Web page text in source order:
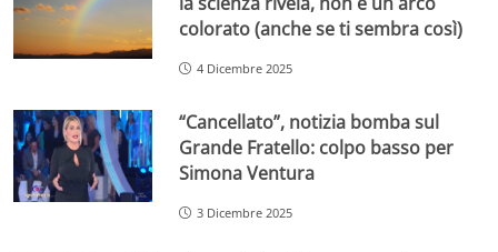
colorato (anche se ti sembra così)
4 Dicembre 2025
“Cancellato”, notizia bomba sul
Grande Fratello: colpo basso per
Simona Ventura
3 Dicembre 2025